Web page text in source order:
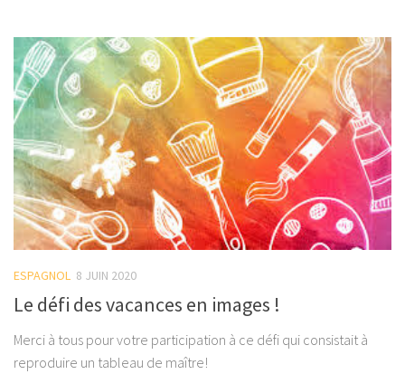
ESPAGNOL 8 JUIN 2020
Le défi des vacances en images !
Merci à tous pour votre participation à ce défi qui consistait à
reproduire un tableau de maître!